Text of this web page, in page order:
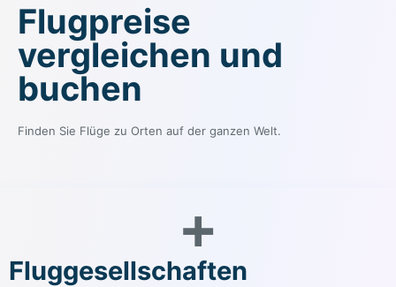
Flugpreise
vergleichen und
buchen
Finden Sie Flüge zu Orten auf der ganzen Welt.
+
Fluggesellschaften